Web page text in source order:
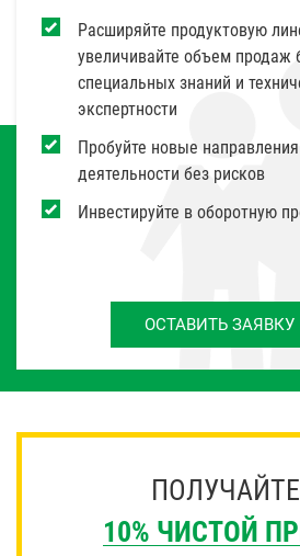
Расширяйте продуктовую
увеличивайте объем продаж
специальных знаний и
экспертности
Пробуйте новые направления
деятельности без рисков
Инвестируйте в оборотную
ОСТАВИТЬ ЗАЯВКУ
10% ЧИСТОЙ